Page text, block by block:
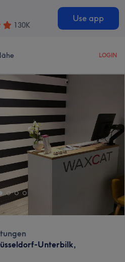
130K
Use app
LOGIN
Unterbilk,